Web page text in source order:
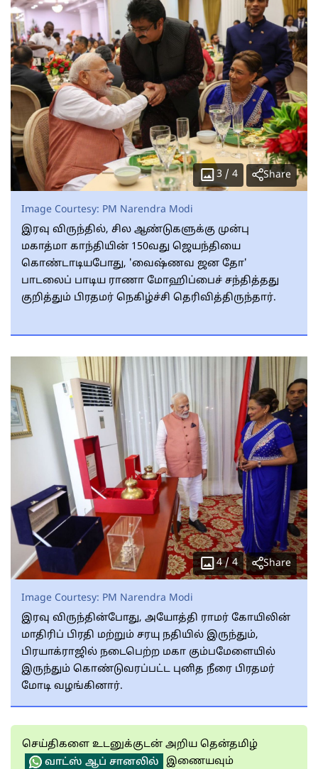
3 / 4 Share
Image Courtesy: PM Narendra Modi
இரவு விருந்தில், சில ஆண்டுகளுக்கு முன்பு
மகாத்மா காந்தியின் 150வது ஜெயந்தியை
கொண்டாடியபோது, 'வைஷ்ணவ ஜன தோ'
பாடலைப் பாடிய ராணா மோஹிப்பைச் சந்தித்தது
குறித்தும் பிரதமர் நெகிழ்ச்சி தெரிவித்திருந்தார்.
4/ 4 Share
Image Courtesy: PM Narendra Modi
இரவு விருந்தின்போது, அயோத்தி ராமர் கோயிலின்
மாதிரிப் பிரதி மற்றும் சரயு நதியில் இருந்தும்,
பிரயாக்ராஜில் நடைபெற்ற மகா கும்பமேளையில்
இருந்தும் கொண்டுவரப்பட்ட புனித நீரை பிரதமர்
மோடி வழங்கினார்.
செய்திகளை உடனுக்குடன் அறிய தென்தமிழ்
வாட்ஸ் ஆப் சானலில்
இணையவும்